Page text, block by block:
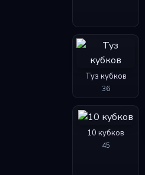
Туз кубков
36
10 кубков
45